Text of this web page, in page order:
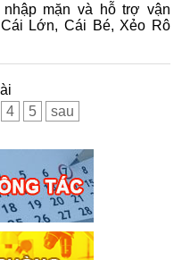
nhập mặn và hỗ trợ vận
Lớn, Cái Bé, Xẻo Rô
4 5 sau